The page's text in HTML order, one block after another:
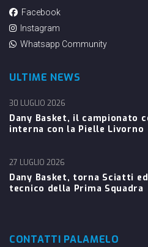
Facebook
Instagram
Whatsapp Community
ULTIME NEWS
Dany Basket, il campionato
interna con la Pielle Livorno
30 LUGLIO 2026
Dany Basket, torna Sciatti
tecnico della Prima Squadra
27 LUGLIO 2026
CONTATTI PALAMELO